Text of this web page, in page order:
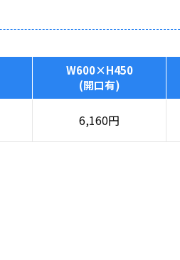
W600×H450
(開口有)
6,160円